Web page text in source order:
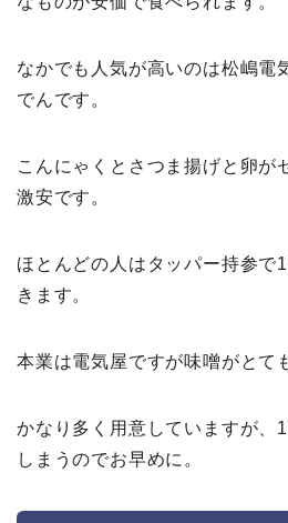
なかでも人気が高いのは松嶋電
でんです。
こんにゃくとさつま揚げと卵が
激安です。
ほとんどの人はタッパー持参で
きます。
本業は電気屋ですが味噌がとて
かなり多く用意していますが、
しまうのでお早めに。